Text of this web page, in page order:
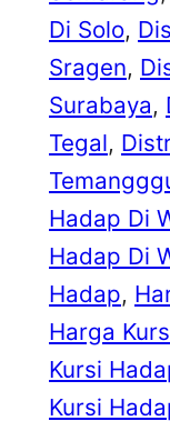
Di Solo,
Sragen,
Surabaya,
Tegal,
Hadap Di
Hadap Di
Hadap,
Harga
Kursi
Kursi